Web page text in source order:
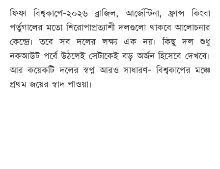
তথ্যপ্রযুক্তি
সব
বিভাগ
ছবি
ফিফা বিশ্বকাপে-২০২৬ ব্রাজিল, আর্জেন্টিনা, ফ্রান্স কিংবা
পর্তুগালের মতো শিরোপাপ্রত্যাশী দলগুলো থাকবে আলোচনার
কেন্দ্রে। তবে সব দলের লক্ষ্য এক নয়। কিছু দল শুধু
নকআউট পর্বে উঠলেই সেটাকেই বড় অর্জন হিসেবে দেখবে।
আর কয়েকটি দলের স্বপ্ন আরও সাধারণ- বিশ্বকাপের মঞ্চে
প্রথম জয়ের স্বাদ পাওয়া।